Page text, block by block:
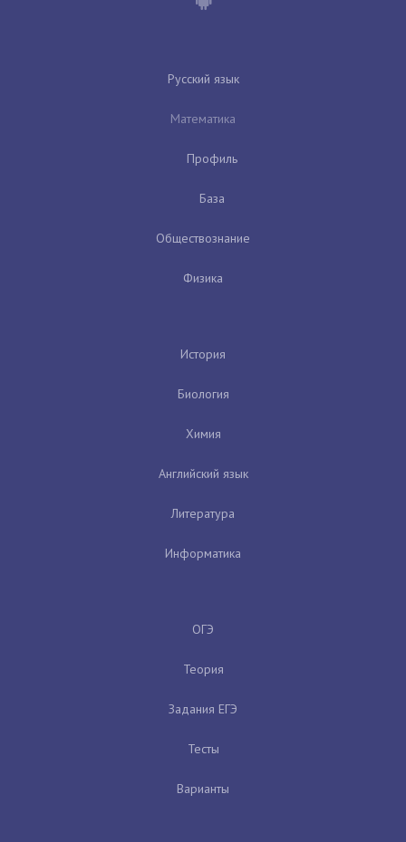
Русский язык
Математика
Профиль
База
Обществознание
Физика
История
Биология
Химия
Английский язык
Литература
Информатика
ОГЭ
Теория
Задания ЕГЭ
Тесты
Варианты